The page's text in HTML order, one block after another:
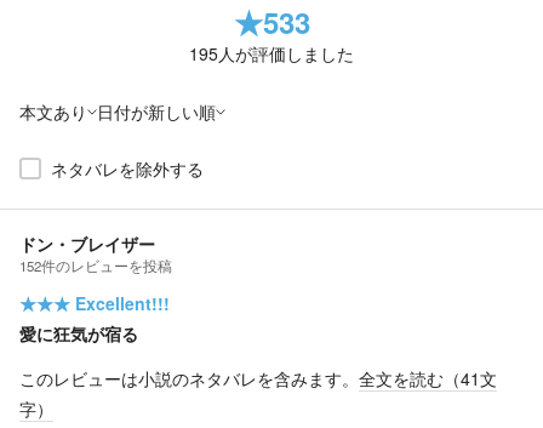
★533
195人が評価しました
本文あり 日付が新しい順
ネタバレを除外する
ドン・ブレイザー
152件のレビューを投稿
★★★ Excellent!!!
愛に狂気が宿る
このレビューは小説のネタバレを含みます。 全文を読む（41文
字）